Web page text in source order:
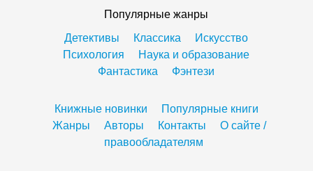
Популярные жанры
Детективы
Классика
Искусство
Психология
Наука и образование
Фантастика
Фэнтези
Книжные новинки
Популярные книги
Жанры
Авторы Контакты
О сайте /
правообладателям